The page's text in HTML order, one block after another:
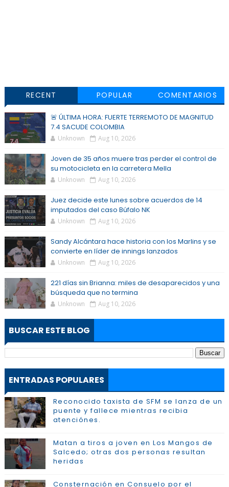
RECENT POPULAR COMENTARIOS
🚨 ÚLTIMA HORA: FUERTE TERREMOTO DE MAGNITUD
7.4 SACUDE COLOMBIA
Unknown Aug 10, 2026
Joven de 35 años muere tras perder el control de
su motocicleta en la carretera Mella
Unknown Aug 10, 2026
Juez decide este lunes sobre acuerdos de 14
imputados del caso Búfalo NK
Unknown Aug 10, 2026
Sandy Alcántara hace historia con los Marlins y se
convierte en líder de innings lanzados
Unknown Aug 10, 2026
221 días sin Brianna: miles de desaparecidos y una
búsqueda que no termina
Unknown Aug 10, 2026
BUSCAR ESTE BLOG
ENTRADAS POPULARES
Reconocido taxista de SFM se lanza de un
puente y fallece mientras recibia
atenciónes.
Matan a tiros a joven en Los Mangos de
Salcedo; otras dos personas resultan
heridas
Consternación en Consuelo por el